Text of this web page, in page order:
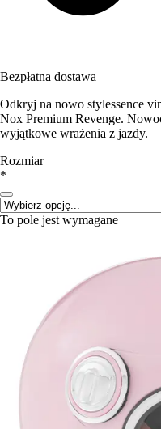
Bezpłatna dostawa
Odkryj na nowo stylessence
Nox Premium Revenge.
wyjątkowe wrażenia z jazdy.
Rozmiar
*
To pole jest wymagane